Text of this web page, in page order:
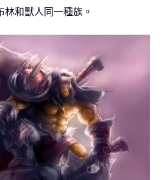
和獸人同一種族。